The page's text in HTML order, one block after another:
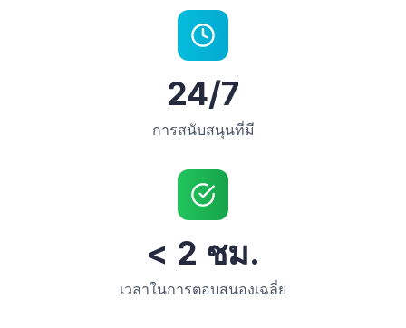
24/7
การสนับสนุนที่มี
< 2 ชม.
เวลาในการตอบสนองเฉลี่ย